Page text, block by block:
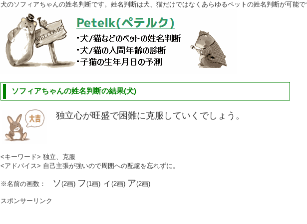
犬のソフィアちゃんの姓名判断です。姓名判断は犬、猫だけではなくあらゆるペットの姓名判断が可能で
ソフィアちゃんの姓名判断の結果(犬)
独立心が旺盛で困難に克服していくでしょう。
<キーワード> 独立、克服
<アドバイス> 自己主張が強いので周囲への配慮を忘れずに。
※名前の画数： ソ(2画) フ(1画) ィ (2画) ア(2画)
スポンサーリンク